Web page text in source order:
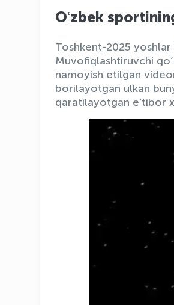
Oʻzbek
Toshkent-2025
Muvofiqlashtiruvchi
namoyish etilgan
borilayotgan ulkan
qaratilayotgan e’tibor